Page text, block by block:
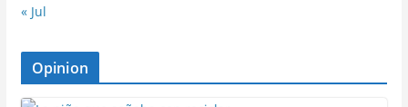
« Jul
Opinion